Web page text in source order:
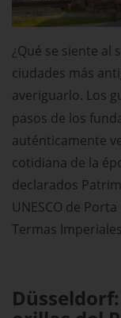
¿Qué se siente al
ciudades más
averiguarlo. Los
pasos de los
auténticamente
cotidiana de la
declarados
UNESCO de
Termas